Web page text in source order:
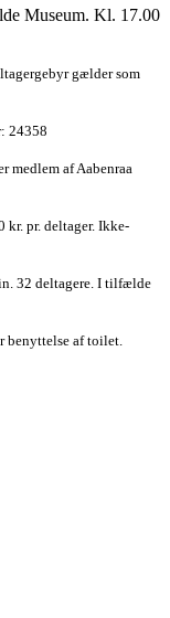
Museum. Kl. 17.00
gælder som
24358
medlem afAabenraa
kr. pr. deltager. Ikke-
32 deltagere. I tilfælde
benyttelse af toilet.